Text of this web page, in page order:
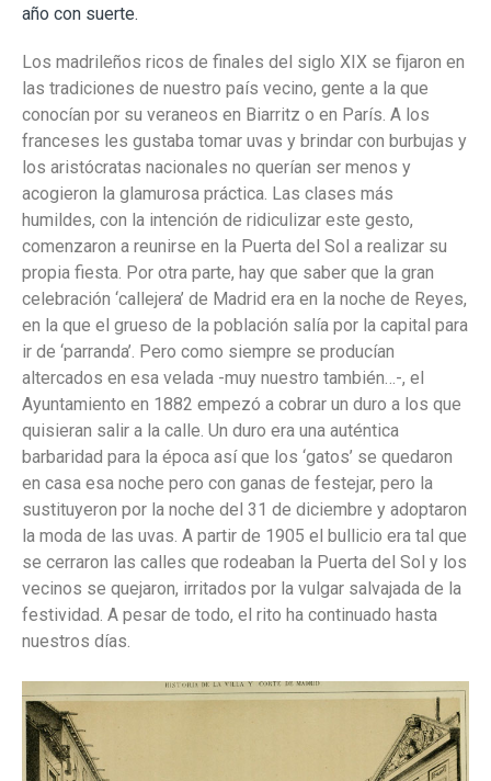
año con suerte.
Los madrileños ricos de finales del siglo XIX se fijaron en
las tradiciones de nuestro país vecino, gente a la que
conocían por su veraneos en Biarritz o en París. A los
franceses les gustaba tomar uvas y brindar con burbujas y
los aristócratas nacionales no querían ser menos y
acogieron la glamurosa práctica. Las clases más
humildes, con la intención de ridiculizar este gesto,
comenzaron a reunirse en la Puerta del Sol a realizar su
propia fiesta. Por otra parte, hay que saber que la gran
celebración ‘callejera’ de Madrid era en la noche de Reyes,
en la que el grueso de la población salía por la capital para
ir de ‘parranda’. Pero como siempre se producían
altercados en esa velada -muy nuestro también…-, el
Ayuntamiento en 1882 empezó a cobrar un duro a los que
quisieran salir a la calle. Un duro era una auténtica
barbaridad para la época así que los ‘gatos’ se quedaron
en casa esa noche pero con ganas de festejar, pero la
sustituyeron por la noche del 31 de diciembre y adoptaron
la moda de las uvas. A partir de 1905 el bullicio era tal que
se cerraron las calles que rodeaban la Puerta del Sol y los
vecinos se quejaron, irritados por la vulgar salvajada de la
festividad. A pesar de todo, el rito ha continuado hasta
nuestros días.